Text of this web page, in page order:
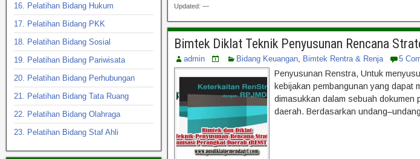
Updated: —
Bimtek Diklat Teknik Penyusunan Rencana
admin Bidang Keuangan, Bimtek Rentra & Renja 5
Penyusunan Renstra, Untuk
kebijakan pembangunan yang dapat
dimasukkan dalam sebuah dokumen
daerah. Berdasarkan
16. Pelatihan Bidang Hukum
17. Pelatihan Bidang PKK
18. Pelatihan Bidang Sosial
19. Pelatihan Bidang Pariwisata
20. Pelatihan Bidang Perhubungan
21. Pelatihan Bidang Tata Ruang
22. Pelatihan Bidang Olahraga
23. Pelatihan Bidang Staf Ahli